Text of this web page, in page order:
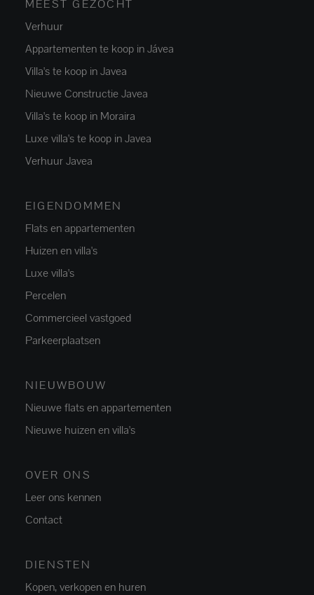
MEEST GEZOCHT
Verhuur
Appartementen te koop in Jávea
Villa's te koop in Javea
Nieuwe Constructie Javea
Villa's te koop in Moraira
Luxe villa's te koop in Javea
Verhuur Javea
EIGENDOMMEN
Flats en appartementen
Huizen en villa's
Luxe villa's
Percelen
Commercieel vastgoed
Parkeerplaatsen
NIEUWBOUW
Nieuwe flats en appartementen
Nieuwe huizen en villa's
OVER ONS
Leer ons kennen
Contact
DIENSTEN
Kopen, verkopen en huren